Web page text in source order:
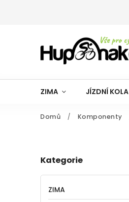
ZIMA JÍZDNÍ KOLA
Domů / Komponenty
Kategorie
ZIMA